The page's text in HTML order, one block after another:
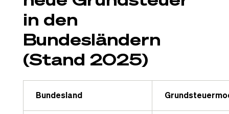
in den
Bundesländern
(Stand 2025)
Bundesland